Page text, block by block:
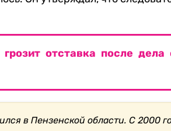
отставка после дела
в Пензенской области. С 2000